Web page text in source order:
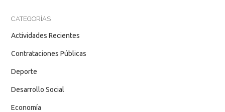
CATEGORÍAS
Actividades Recientes
Contrataciones Públicas
Deporte
Desarrollo Social
Economía